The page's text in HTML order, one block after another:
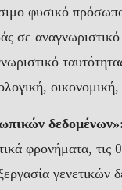
φυσικό
σε
φρονήματα, τις
γενετικών